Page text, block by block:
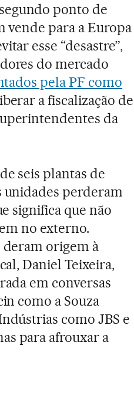
ponto de
vende para a Europa
esse “desastre”,
do mercado
pela PF como
a fiscalização de
da
seis plantas de
unidades perderam
significa que não
no externo.
deram origem à
Daniel Teixeira,
em conversas
como a Souza
como JBS e
para afrouxar a